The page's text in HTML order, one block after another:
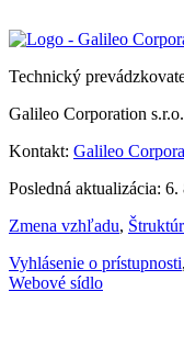
Technický
Galileo Corporation
Kontakt: Galileo
Posledná aktualizácia: 6.
Zmena vzhľadu,
Vyhlásenie o prístupnosti,
Webové sídlo